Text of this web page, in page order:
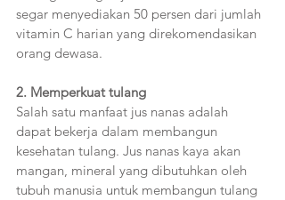
segar menyediakan 50 persen dari jumlah
vitamin C harian yang direkomendasikan
orang dewasa.
2. Memperkuat tulang
Salah satu manfaat jus nanas adalah
dapat bekerja dalam membangun
kesehatan tulang. Jus nanas kaya akan
mangan, mineral yang dibutuhkan oleh
tubuh manusia untuk membangun tulang